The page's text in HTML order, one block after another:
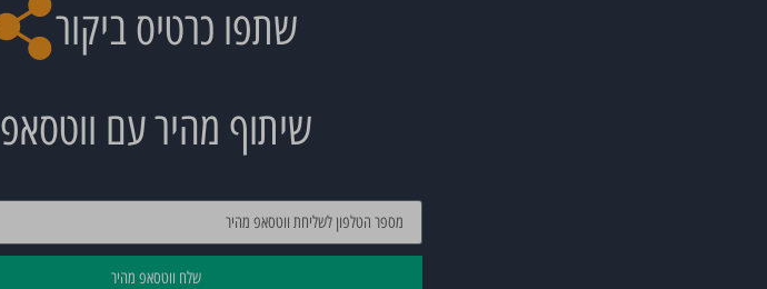
שתפו כרטיס ביקור
שיתוף מהיר עם ווטסאפ
שלח ווטסאפ מהיר